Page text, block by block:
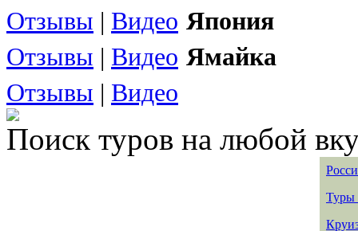
Отзывы | Видео Япония
Отзывы | Видео Ямайка
Отзывы | Видео
Поиск туров на любой
Туры